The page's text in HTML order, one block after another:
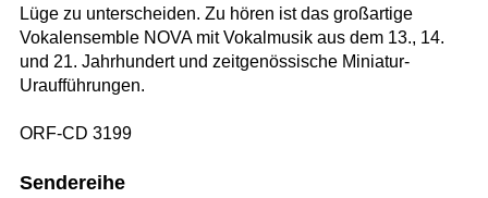
Lüge zu unterscheiden. Zu hören ist das großartige
Vokalensemble NOVA mit Vokalmusik aus dem 13., 14.
und 21. Jahrhundert und zeitgenössische Miniatur-
Uraufführungen.
ORF-CD 3199
Sendereihe